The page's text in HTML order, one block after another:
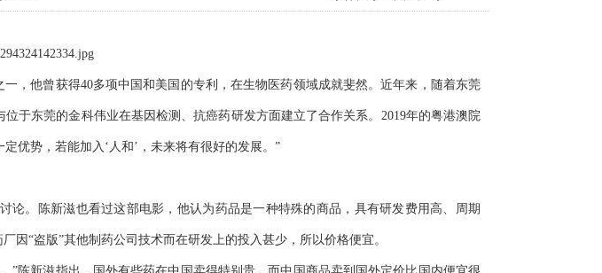
他曾获得40多项中国和美国的专利，在生物医药领域成就斐然。近年来，随着东莞
于东莞的金科伟业在基因检测、抗癌药研发方面建立了合作关系。2019年的粤港澳院
优势，若能加入‘人和’，未来将有很好的发展。”
。陈新滋也看过这部电影，他认为药品是一种特殊的商品，具有研发费用高、周期
“盗版”其他制药公司技术而在研发上的投入甚少，所以价格便宜。